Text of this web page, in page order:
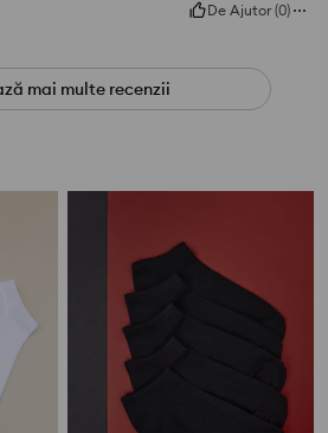
De Ajutor (0)
mai multe recenzii